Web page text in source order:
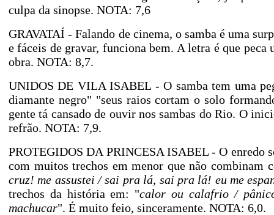
culpa da sinopse. NOTA: 7,6
GRAVATAÍ - Falando de cinema, o samba é uma
e fáceis de gravar, funciona bem. A letra é que
obra. NOTA: 8,7.
UNIDOS DE VILA ISABEL - O samba tem uma
diamante negro" "seus raios cortam o solo
gente tá cansado de ouvir nos sambas do Rio. O
refrão. NOTA: 7,9.
PROTEGIDOS DA PRINCESA ISABEL - O enredo
com muitos trechos em menor que não
cruz! me assustei / sai pra lá, sai pra lá! eu me
trechos da história em: "calor ou calafrio /
machucar". É muito feio, sinceramente. NOTA: 6,0.